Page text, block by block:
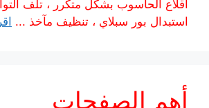
اقلاع الحاسوب بشكل متكرر ، تلف
استبدال بور سبلاي ، تنظيف مآخذ ...
أهم الصفحات